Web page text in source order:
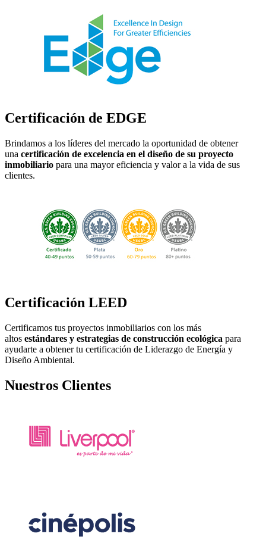
Certificación de EDGE
Brindamos a los líderes del mercado la oportunidad de obtener
una certificación de excelencia en el diseño de su proyecto
inmobiliario para una mayor eficiencia y valor a la vida de sus
clientes.
Certificación LEED
Certificamos tus proyectos inmobiliarios con los más
altos estándares y estrategias de construcción ecológica para
ayudarte a obtener tu certificación de Liderazgo de Energía y
Diseño Ambiental.
Nuestros Clientes